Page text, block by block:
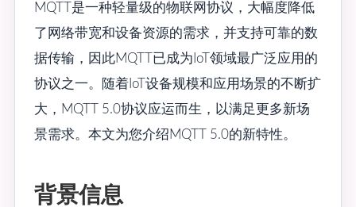
MQTT是一种轻量级的物联网协议，大幅度降低
了网络带宽和设备资源的需求，并支持可靠的数
据传输，因此MQTT已成为IoT领域最广泛应用的
协议之一。随着IoT设备规模和应用场景的不断扩
大，MQTT 5.0协议应运而生，以满足更多新场
景需求。本文为您介绍MQTT 5.0的新特性。
背景信息